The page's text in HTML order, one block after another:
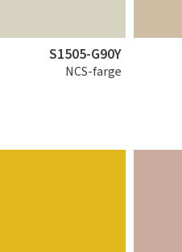
S1505-G90Y
NCS-farge